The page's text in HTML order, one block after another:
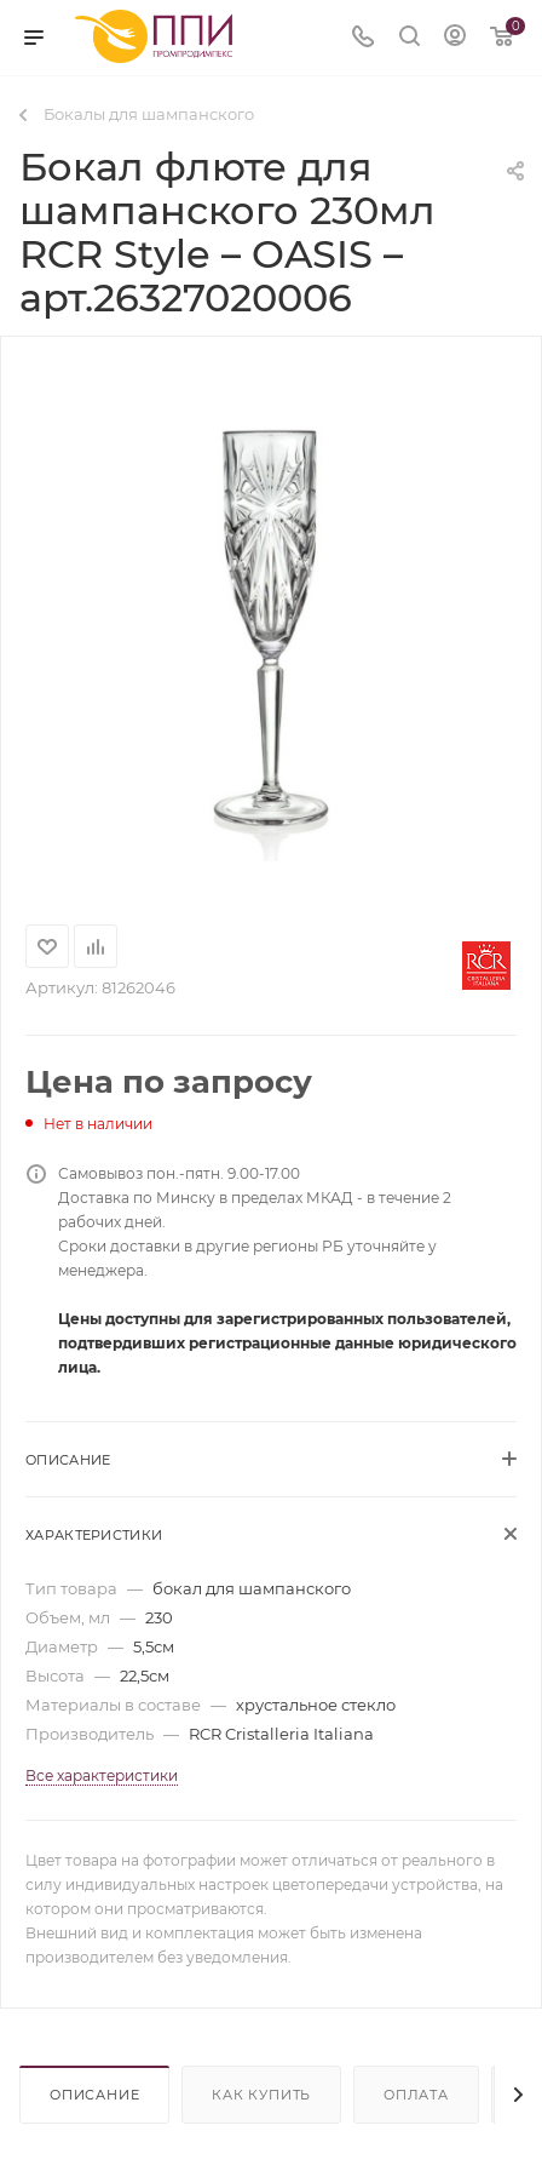
0
Бокалы для шампанского
Бокал флюте для
шампанского 230мл
RCR Style – OASIS –
арт.26327020006
Артикул: 81262046
Цена по запросу
Нет в наличии
Самовывоз пон.-пятн. 9.00-17.00
Доставка по Минску в пределах МКАД - в течение 2
рабочих дней.
Сроки доставки в другие регионы РБ уточняйте у
менеджера.
Цены доступны для зарегистрированных пользователей,
подтвердивших регистрационные данные юридического
лица.
ОПИСАНИЕ
ХАРАКТЕРИСТИКИ
Тип товара — бокал для шампанского
Объем, мл — 230
Диаметр — 5,5см
Высота — 22,5см
Материалы в составе — хрустальное стекло
Производитель — RCR Cristalleria Italiana
Все характеристики
Цвет товара на фотографии может отличаться от реального в
силу индивидуальных настроек цветопередачи устройства, на
котором они просматриваются.
Внешний вид и комплектация может быть изменена
производителем без уведомления.
ОПИСАНИЕ КАК КУПИТЬ ОПЛАТА